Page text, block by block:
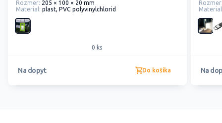
Rozmer: 205 × 100 × 20 mm
Material: plast, PVC polyvinylchlorid
0 ks
Na dopyt Do košíka Na